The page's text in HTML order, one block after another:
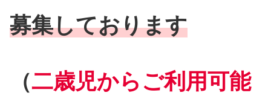
募集しております
（二歳児からご利用可能